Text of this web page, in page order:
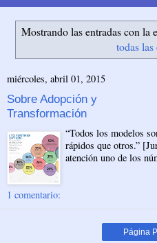
Mostrando las entradas con la
todas las
miércoles, abril 01, 2015
Sobre Adopción y
Transformación
“Todos los modelos
rápidos que otros.”
atención uno de los
1 comentario:
Página